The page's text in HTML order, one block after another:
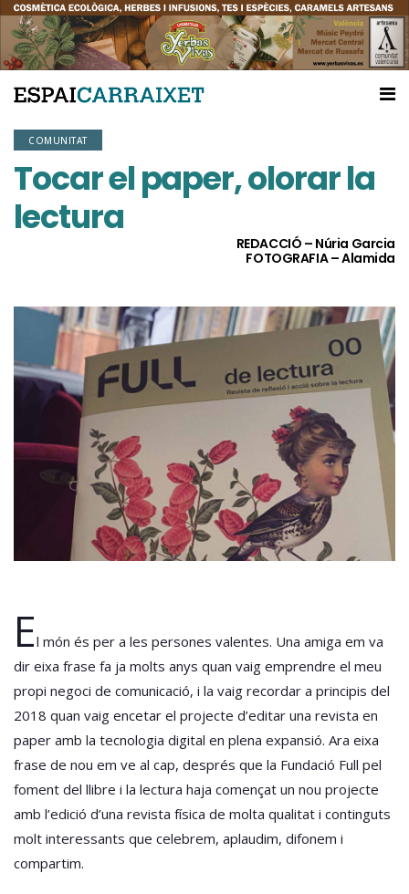
COMUNITAT
Tocar el paper, olorar la
lectura
REDACCIÓ – Núria Garcia
FOTOGRAFIA – Alamida
El món és per a les persones valentes. Una amiga em va
dir eixa frase fa ja molts anys quan vaig emprendre el meu
propi negoci de comunicació, i la vaig recordar a principis del
2018 quan vaig encetar el projecte d’editar una revista en
paper amb la tecnologia digital en plena expansió. Ara eixa
frase de nou em ve al cap, després que la Fundació Full pel
foment del llibre i la lectura haja començat un nou projecte
amb l’edició d’una revista física de molta qualitat i continguts
molt interessants que celebrem, aplaudim, difonem i
compartim.